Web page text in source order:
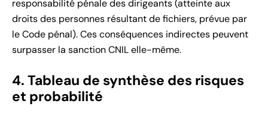
responsabilité pénale des dirigeants (atteinte aux
droits des personnes résultant de fichiers, prévue par
le Code pénal). Ces conséquences indirectes peuvent
surpasser la sanction CNIL elle-même.
4. Tableau de synthèse des risques
et probabilité